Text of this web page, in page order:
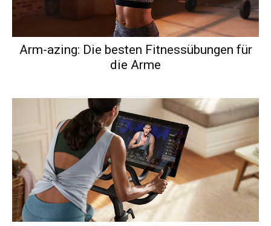
Arm-azing: Die besten Fitnessübungen für
die Arme